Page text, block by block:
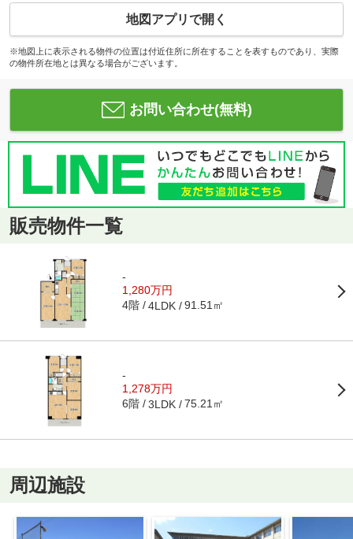
地図アプリで開く
※地図上に表示される物件の位置は付近住所に所在することを表すものであり、実際
の物件所在地とは異なる場合がございます。
お問い合わせ(無料)
販売物件一覧
-
1,280万円
4階 4LDK 91.51㎡
-
1,278万円
6階 3LDK 75.21㎡
周辺施設